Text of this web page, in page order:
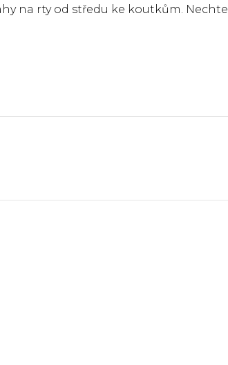
na rty od středu ke koutkům. Nechte